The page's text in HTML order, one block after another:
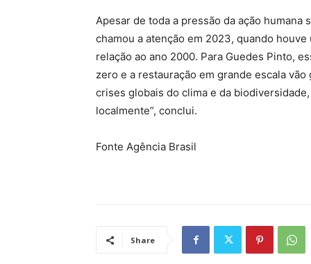
Apesar de toda a pressão da ação humana
chamou a atenção em 2023, quando
relação ao ano 2000. Para Guedes Pinto,
zero e a restauração em grande escala
crises globais do clima e da
localmente”, conclui.
Fonte Agência Brasil
Share